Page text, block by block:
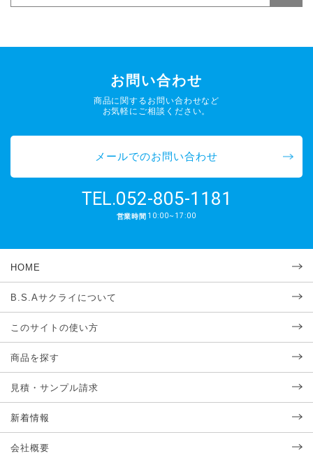
お問い合わせ
商品に関するお問い合わせなど
お気軽にご相談ください。
メールでのお問い合わせ
TEL.052-805-1181
営業時間 10:00~17:00
HOME
B.S.Aサクライについて
このサイトの使い方
商品を探す
見積・サンプル請求
新着情報
会社概要